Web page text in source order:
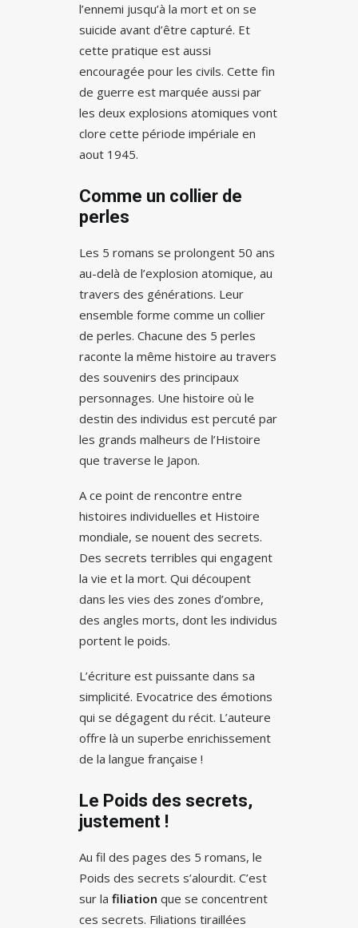
l’ennemi jusqu’à la mort et on se
suicide avant d’être capturé. Et
cette pratique est aussi
encouragée pour les civils. Cette fin
de guerre est marquée aussi par
les deux explosions atomiques vont
clore cette période impériale en
aout 1945.
Comme un collier de
perles
Les 5 romans se prolongent 50 ans
au-delà de l’explosion atomique, au
travers des générations. Leur
ensemble forme comme un collier
de perles. Chacune des 5 perles
raconte la même histoire au travers
des souvenirs des principaux
personnages. Une histoire où le
destin des individus est percuté par
les grands malheurs de l’Histoire
que traverse le Japon.
A ce point de rencontre entre
histoires individuelles et Histoire
mondiale, se nouent des secrets.
Des secrets terribles qui engagent
la vie et la mort. Qui découpent
dans les vies des zones d’ombre,
des angles morts, dont les individus
portent le poids.
L’écriture est puissante dans sa
simplicité. Evocatrice des émotions
qui se dégagent du récit. L’auteure
offre là un superbe enrichissement
de la langue française !
Le Poids des secrets,
justement !
Au fil des pages des 5 romans, le
Poids des secrets s’alourdit. C’est
sur la filiation que se concentrent
ces secrets. Filiations tiraillées